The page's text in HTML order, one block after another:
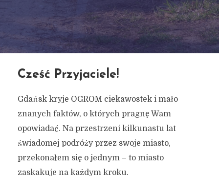
Cześć Przyjaciele!
Gdańsk kryje OGROM ciekawostek i mało
znanych faktów, o których pragnę Wam
opowiadać. Na przestrzeni kilkunastu lat
świadomej podróży przez swoje miasto,
przekonałem się o jednym – to miasto
zaskakuje na każdym kroku.